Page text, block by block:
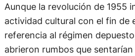
Aunque la revolución de 1955
actividad cultural con el fin de
referencia al régimen
abrieron rumbos que sentarían